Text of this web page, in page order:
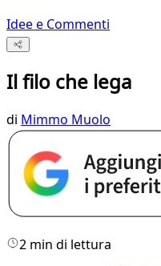
Idee e Commenti
Il filo che lega
di Mimmo Muolo
2 min di lettura